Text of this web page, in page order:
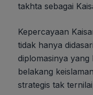
takhta sebagai
Kepercayaan
tidak hanya
diplomasinya
belakang
strategis tak